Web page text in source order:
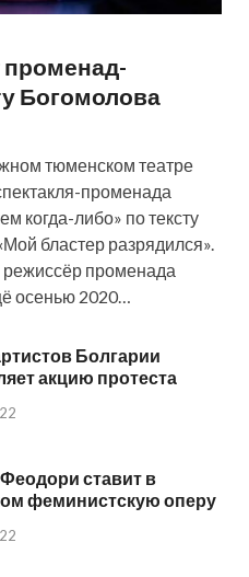
Богомолова
тюменском театре
променада
когда-либо» по тексту
бластер разрядился».
режиссёр променада
осенью 2020…
Болгарии
акцию протеста
ставит в
феминистскую оперу